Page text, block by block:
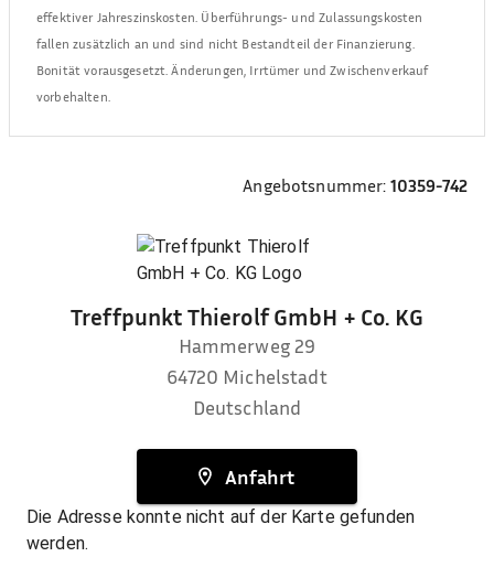
effektiver Jahreszinskosten. Überführungs- und Zulassungskosten
fallen zusätzlich an und sind nicht Bestandteil der Finanzierung.
Bonität vorausgesetzt. Änderungen, Irrtümer und Zwischenverkauf
vorbehalten.
Angebotsnummer: 10359-742
Treffpunkt Thierolf GmbH + Co. KG
Hammerweg 29
64720 Michelstadt
Deutschland
Anfahrt
Die Adresse konnte nicht auf der Karte gefunden
werden.